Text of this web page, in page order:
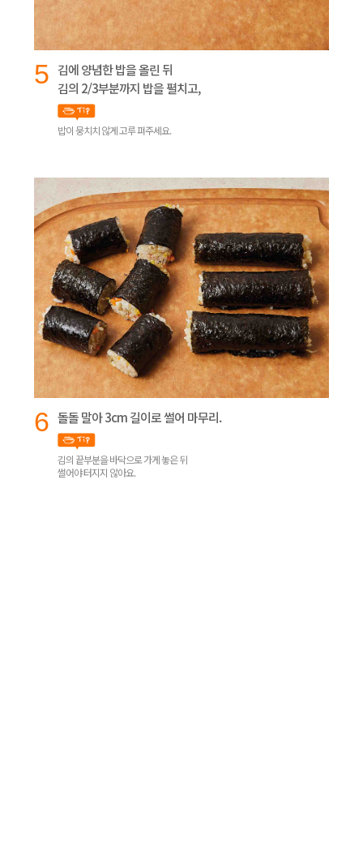
5 김에 양념한 밥을 올린 뒤
김의 2/3부분까지 밥을 펼치고,
밥이 뭉치치 않게 고루 펴주세요.
6 돌돌 말아 3cm 길이로 썰어 마무리.
김의 끝부분을 바닥으로 가게 놓은 뒤
썰어야 터지지 않아요.